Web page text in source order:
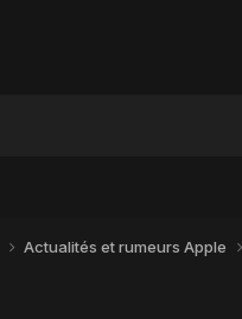
Actualités et rumeurs Apple